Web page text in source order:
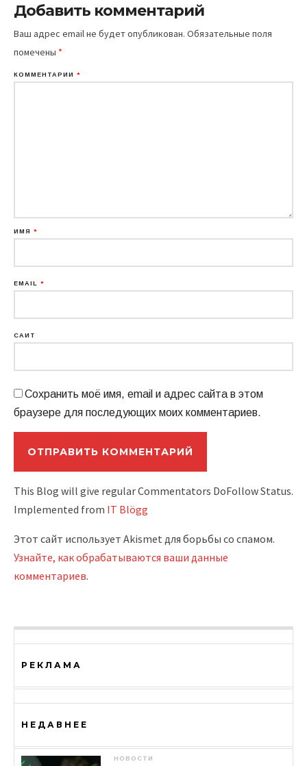
Добавить комментарий
Ваш адрес email не будет опубликован. Обязательные поля
помечены *
КОММЕНТАРИЙ *
ИМЯ *
EMAIL *
САЙТ
Сохранить моё имя, email и адрес сайта в этом
браузере для последующих моих комментариев.
This Blog will give regular Commentators DoFollow Status.
Implemented from IT Blögg
Этот сайт использует Akismet для борьбы со спамом.
Узнайте, как обрабатываются ваши данные
комментариев.
РЕКЛАМА
НЕДАВНЕЕ
НОВОСТИ